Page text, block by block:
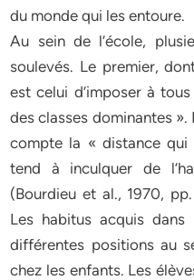
du monde qui les entoure.
Au sein de l’école,
soulevés. Le premier,
est celui d’imposer à
des classes dominantes
compte la « distance qui
tend à inculquer de
(Bourdieu et al., 1970,
Les habitus acquis
différentes positions au
chez les enfants. Les